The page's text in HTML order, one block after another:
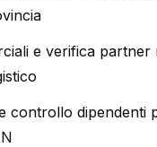
e verifica partner
controllo dipendenti